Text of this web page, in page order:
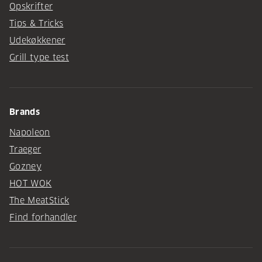
Opskrifter
Tips & Tricks
Udekøkkener
Grill type test
Brands
Napoleon
Traeger
Gozney
HOT WOK
The MeatStick
Find forhandler